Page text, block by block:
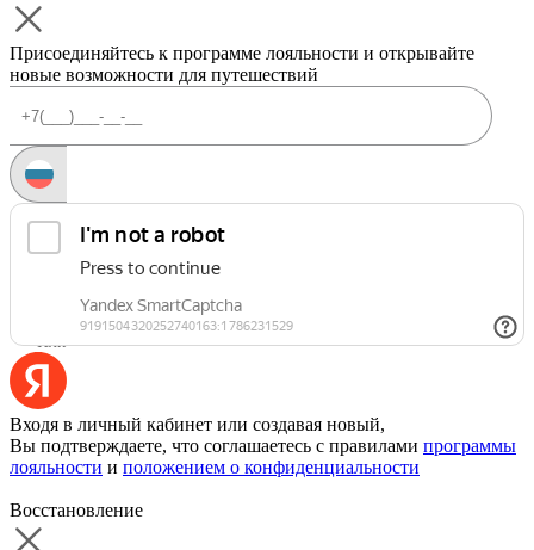
Присоединяйтесь к программе лояльности и открывайте
новые возможности для путешествий
Запросить код
Уже есть аккаунт?Войти
Или
Входя в личный кабинет или создавая новый,
Вы подтверждаете, что соглашаетесь с правилами программы
лояльности и положением о конфиденциальности
Восстановление